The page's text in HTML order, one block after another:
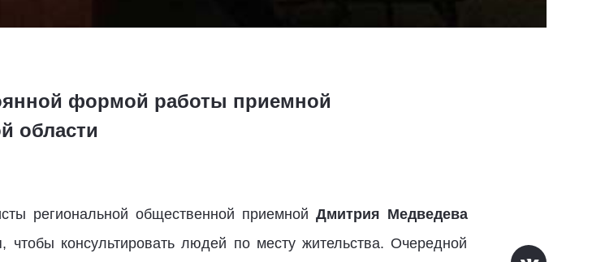
формой работы приемной
области
региональной общественной приемной Дмитрия Медведева
консультировать людей по месту жительства. Очередной